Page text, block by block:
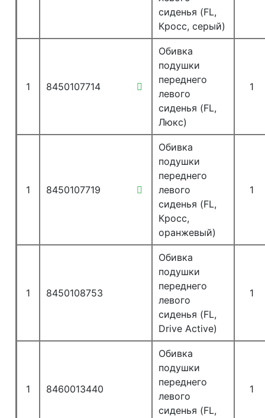
сиденья (FL,
Кросс, серый)
1 8450107714
Обивка
подушки
переднего
левого
сиденья (FL,
Люкс)
1
1 8450107719
Обивка
подушки
переднего
левого
сиденья (FL,
Кросс,
оранжевый)
1
1 8450108753
Обивка
подушки
переднего
левого
сиденья (FL,
Drive Active)
1
1 8460013440
Обивка
подушки
переднего
левого
сиденья (FL,
1